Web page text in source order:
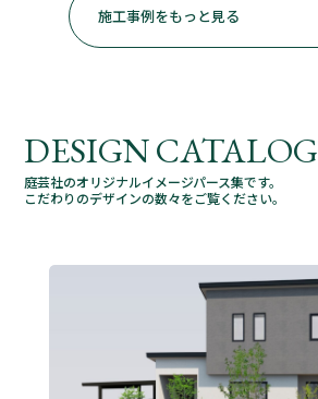
施工事例をもっと見る
DESIGN CATALOG
庭芸社のオリジナルイメージパース集です。
こだわりのデザインの数々をご覧ください。